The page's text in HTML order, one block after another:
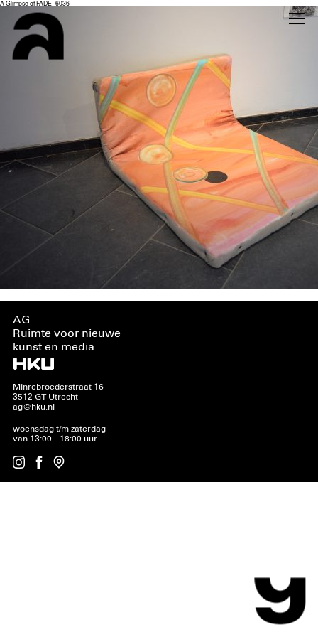
A Glimpse of FADE_6036
AG
Ruimte voor nieuwe
kunst en media
Minrebroederstraat 16
3512 GT Utrecht
ag@hku.nl
woensdag t/m zaterdag
van 13:00 – 18:00 uur